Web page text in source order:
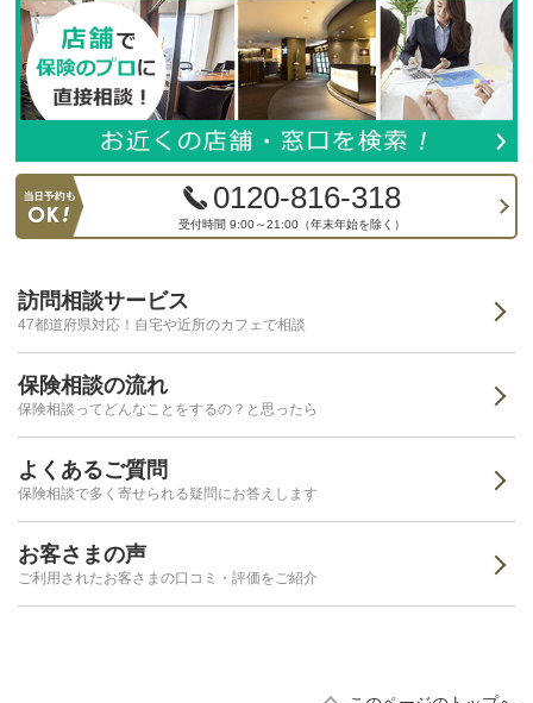
0120-816-318
受付時間 9:00～21:00（年末年始を除く）
訪問相談サービス
47都道府県対応！自宅や近所のカフェで相談
保険相談の流れ
保険相談ってどんなことをするの？と思ったら
よくあるご質問
保険相談で多く寄せられる疑問にお答えします
お客さまの声
ご利用されたお客さまの口コミ・評価をご紹介